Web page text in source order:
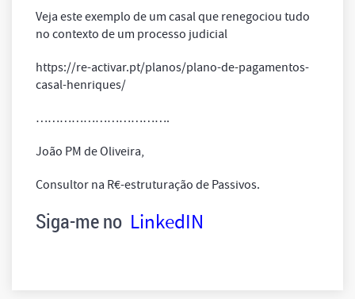
Veja este exemplo de um casal que renegociou tudo
no contexto de um processo judicial
https://re-activar.pt/planos/plano-de-pagamentos-
casal-henriques/
…………………………….
João PM de Oliveira,
Consultor na R€-estruturação de Passivos.
Siga-me no LinkedIN